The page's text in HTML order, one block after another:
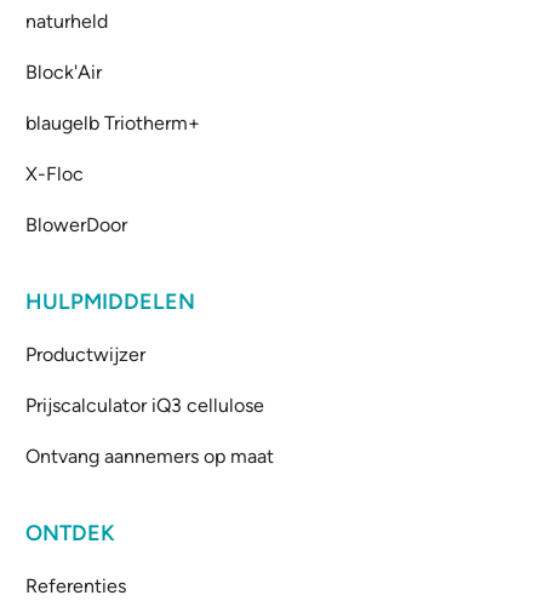
naturheld
Block'Air
blaugelb Triotherm+
X-Floc
BlowerDoor
HULPMIDDELEN
Productwijzer
Prijscalculator iQ3 cellulose
Ontvang aannemers op maat
ONTDEK
Referenties